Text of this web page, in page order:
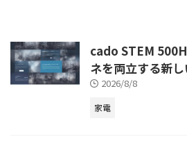
PC）」です。このデバイスは、AI
を中核に据えることで、これまで
のPCでは不可能だった機能や体
験を提供し、働き方や ...
cado STEM
ネを両立する新
2026/8/8
家電